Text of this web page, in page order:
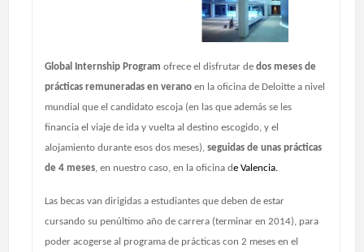
Global Internship Program ofrece el disfrutar de dos meses de
prácticas remuneradas en verano en la oficina de Deloitte a nivel
mundial que el candidato escoja (en las que además se les
financia el viaje de ida y vuelta al destino escogido, y el
alojamiento durante esos dos meses), seguidas de unas prácticas
de 4 meses, en nuestro caso, en la oficina de Valencia.
Las becas van dirigidas a estudiantes que deben de estar
cursando su penúltimo año de carrera (terminar en 2014), para
poder acogerse al programa de prácticas con 2 meses en el